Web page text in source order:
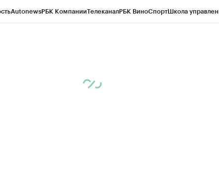
AutonewsРБК КомпанииТелеканалРБК ВиноСпортШкола